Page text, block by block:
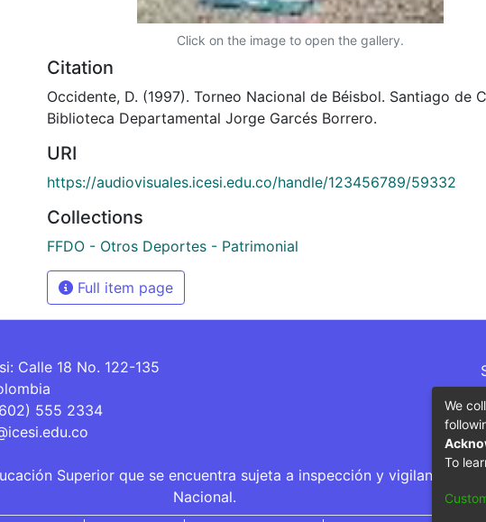
Click on the image to open the gallery.
Citation
Occidente, D. (1997). Torneo Nacional de Béisbol. Santiago de
Biblioteca Departamental Jorge Garcés Borrero.
URI
https://audiovisuales.icesi.edu.co/handle/123456789/59332
Collections
FFDO - Otros Deportes - Patrimonial
Full item page
Calle 18 No. 122-135
555 2334
Superior que se encuentra sujeta a inspección y vigilancia por
Nacional.
We
To